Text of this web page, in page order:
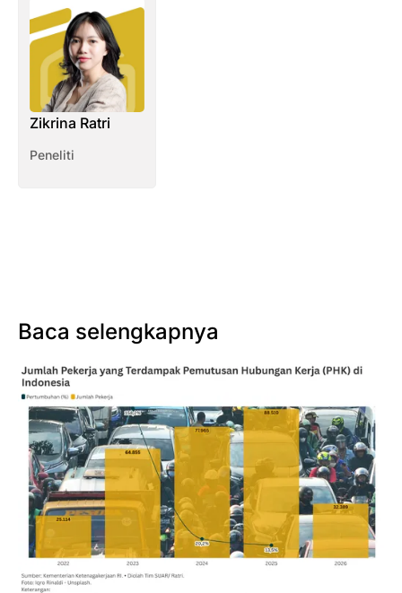
Zikrina Ratri
Peneliti
Baca selengkapnya